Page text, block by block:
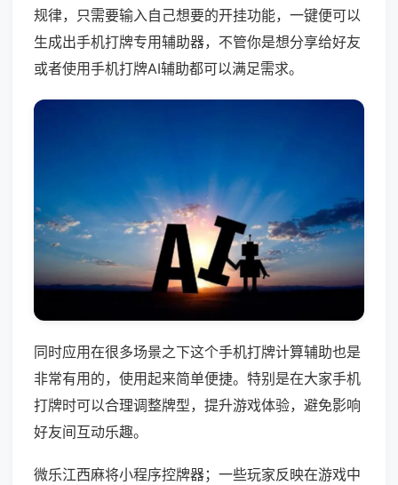
规律，只需要输入自己想要的开挂功能，一键便可以
生成出手机打牌专用辅助器，不管你是想分享给好友
或者使用手机打牌AI辅助都可以满足需求。
同时应用在很多场景之下这个手机打牌计算辅助也是
非常有用的，使用起来简单便捷。特别是在大家手机
打牌时可以合理调整牌型，提升游戏体验，避免影响
好友间互动乐趣。
微乐江西麻将小程序控牌器；一些玩家反映在游戏中